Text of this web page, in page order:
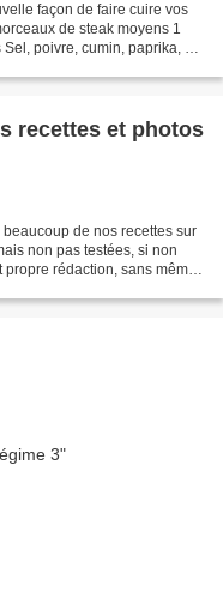
façon de faire cuire vos
de steak moyens 1
poivre, cumin, paprika, et
recettes et photos
de nos recettes sur
non pas testées, si non
rédaction, sans mêmes